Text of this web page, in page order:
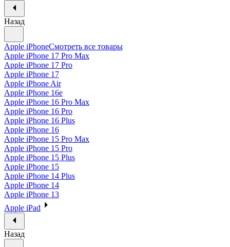
Назад
Apple iPhoneСмотреть все товары
Apple iPhone 17 Pro Max
Apple iPhone 17 Pro
Apple iPhone 17
Apple iPhone Air
Apple iPhone 16e
Apple iPhone 16 Pro Max
Apple iPhone 16 Pro
Apple iPhone 16 Plus
Apple iPhone 16
Apple iPhone 15 Pro Max
Apple iPhone 15 Pro
Apple iPhone 15 Plus
Apple iPhone 15
Apple iPhone 14 Plus
Apple iPhone 14
Apple iPhone 13
Apple iPad
Назад